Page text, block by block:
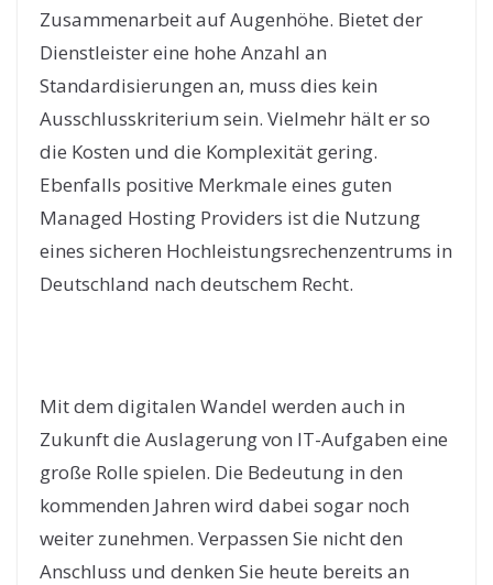
Zusammenarbeit auf Augenhöhe. Bietet der
Dienstleister eine hohe Anzahl an
Standardisierungen an, muss dies kein
Ausschlusskriterium sein. Vielmehr hält er so
die Kosten und die Komplexität gering.
Ebenfalls positive Merkmale eines guten
Managed Hosting Providers ist die Nutzung
eines sicheren Hochleistungsrechenzentrums in
Deutschland nach deutschem Recht.
Mit dem digitalen Wandel werden auch in
Zukunft die Auslagerung von IT-Aufgaben eine
große Rolle spielen. Die Bedeutung in den
kommenden Jahren wird dabei sogar noch
weiter zunehmen. Verpassen Sie nicht den
Anschluss und denken Sie heute bereits an